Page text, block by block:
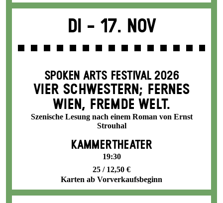
Di - 17. Nov
SPOKEN ARTS FESTIVAL 2026
VIER SCHWESTERN; FERNES
WIEN, FREMDE WELT.
Szenische Lesung nach einem Roman von Ernst
Strouhal
KAMMERTHEATER
19:30
25 / 12,50 €
Karten ab Vorverkaufsbeginn